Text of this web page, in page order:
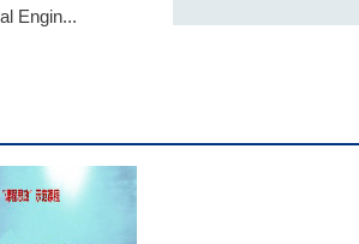
Engin...